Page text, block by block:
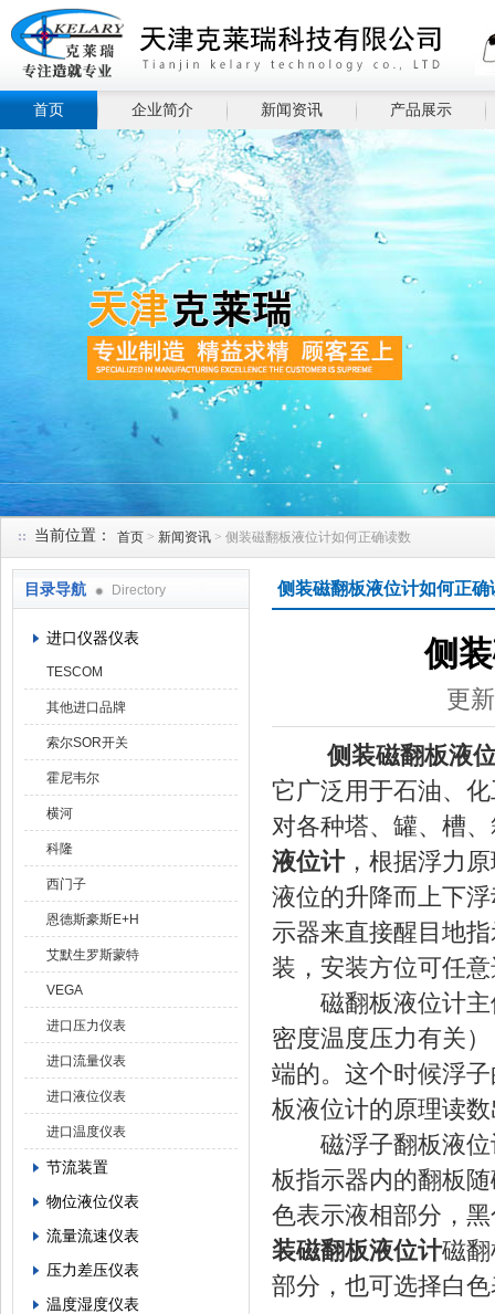
首页 企业简介 新闻资讯 产品展示
当前位置： 首页 > 新闻资讯 > 侧装磁翻板液位计如何正确读数
目录导航 Directory
进口仪器仪表
TESCOM
其他进口品牌
索尔SOR开关
霍尼韦尔
横河
科隆
西门子
恩德斯豪斯E+H
艾默生罗斯蒙特
VEGA
进口压力仪表
进口流量仪表
进口液位仪表
进口温度仪表
节流装置
物位液位仪表
流量流速仪表
压力差压仪表
温度湿度仪表
侧装磁翻板液位计如何正确
侧
更
侧装磁翻板液
它广泛用于石油、
对各种塔、罐、槽
液位计，根据浮力
液位的升降而上下
示器来直接醒目地
装，安装方位可任
磁翻板液位计主
密度温度压力有关
端的。这个时候浮
板液位计的原理读
磁浮子翻板液位
板指示器内的翻板
色表示液相部分，
装磁翻板液位计磁
部分，也可选择白